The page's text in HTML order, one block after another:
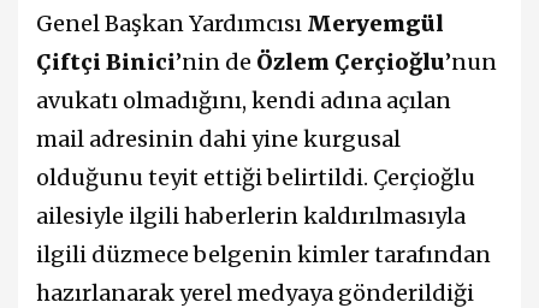
Genel Başkan Yardımcısı Meryemgül
Çiftçi Binici’nin de Özlem Çerçioğlu’nun
avukatı olmadığını, kendi adına açılan
mail adresinin dahi yine kurgusal
olduğunu teyit ettiği belirtildi. Çerçioğlu
ailesiyle ilgili haberlerin kaldırılmasıyla
ilgili düzmece belgenin kimler tarafından
hazırlanarak yerel medyaya gönderildiği